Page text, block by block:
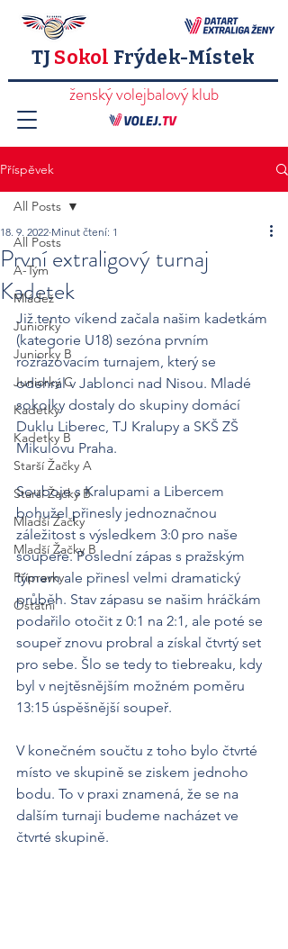
TJ Sokol Frýdek-Místek
ženský volejbalový klub
Příspěvek
All Posts
A-Tým
Mládež
Juniorky
Juniorky B
Juniorky C
Kadetky
Kadetky B
Starší Žačky A
Starší Žačky B
Mladší Žačky
Mladší Žačky B
Přípravky
Ostatní
All Posts
První extraligový turnaj
Kadetek
18. 9. 2022 Minut čtení: 1
Již tento víkend začala našim kadetkám
(kategorie U18) sezóna prvním
rozřazovacím turnajem, který se
odehrál v Jablonci nad Nisou. Mladé
sokolky dostaly do skupiny domácí
Duklu Liberec, TJ Kralupy a SKŠ ZŠ
Mikulovu Praha.
Souboje s Kralupami a Libercem
bohužel přinesly jednoznačnou
záležitost s výsledkem 3:0 pro naše
soupeře. Poslední zápas s pražským
týmem ale přinesl velmi dramatický
průběh. Stav zápasu se našim hráčkám
podařilo otočit z 0:1 na 2:1, ale poté se
soupeř znovu probral a získal čtvrtý set
pro sebe. Šlo se tedy to tiebreaku, kdy
byl v nejtěsnějším možném poměru
13:15 úspěšnější soupeř.
V konečném součtu z toho bylo čtvrté
místo ve skupině se ziskem jednoho
bodu. To v praxi znamená, že se na
dalším turnaji budeme nacházet ve
čtvrté skupině.